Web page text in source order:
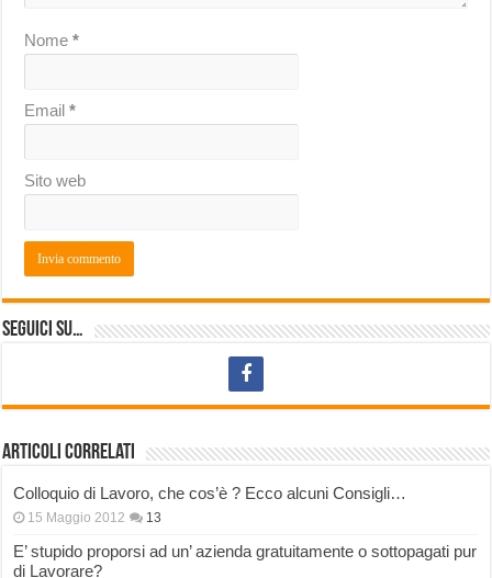
Nome*
Email*
Sito web
Seguici su…
Articoli correlati
Colloquio di Lavoro, che cos’è ? Ecco alcuni Consigli…
15 Maggio 2012 13
E’ stupido proporsi ad un’ azienda gratuitamente o sottopagati pur
di Lavorare?